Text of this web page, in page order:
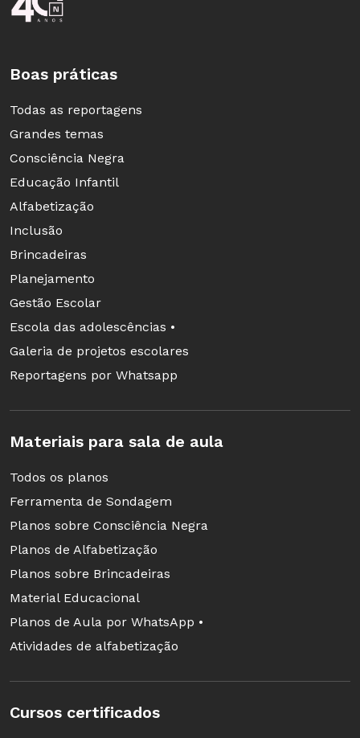
Boas práticas
Todas as reportagens
Grandes temas
Consciência Negra
Educação Infantil
Alfabetização
Inclusão
Brincadeiras
Planejamento
Gestão Escolar
Escola das adolescências •
Galeria de projetos escolares
Reportagens por Whatsapp
Materiais para sala de aula
Todos os planos
Ferramenta de Sondagem
Planos sobre Consciência Negra
Planos de Alfabetização
Planos sobre Brincadeiras
Material Educacional
Planos de Aula por WhatsApp •
Atividades de alfabetização
Cursos certificados